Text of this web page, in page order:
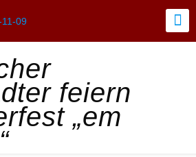
feiern
„em